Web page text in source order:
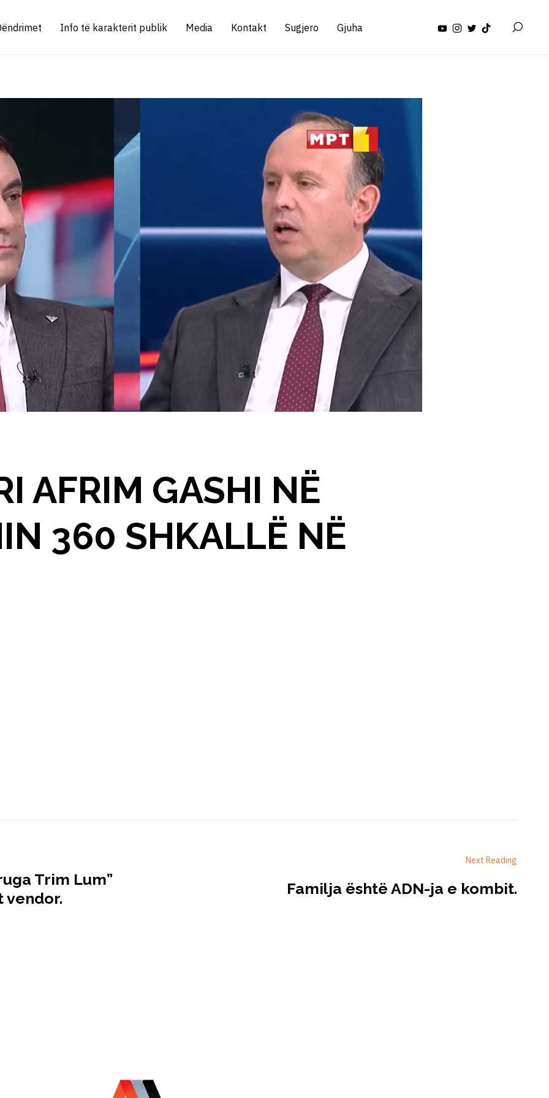
Info të karakterit publik Media Kontakt Sugjero Gjuha
AFRIM GASHI NË
360 SHKALLË NË
Trim Lum”
Next Reading
Familja është ADN-ja e kombit.